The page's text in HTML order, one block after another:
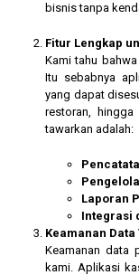
bisnis tanpa
Fitur Lengkap
Kami tahu
Itu sebabnya
yang dapat
restoran,
tawarkan adalah:
Laporan
Integrasi
Keamanan
Keamanan data
kami. Aplikasi